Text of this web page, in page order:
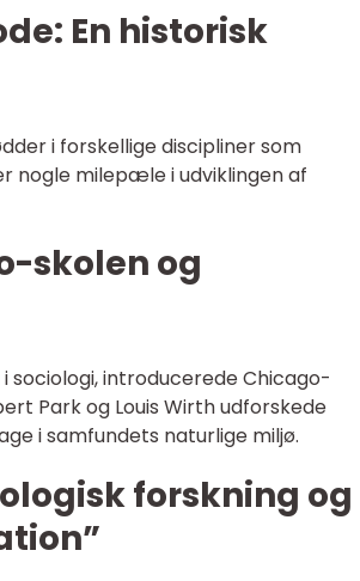
En historisk
i forskellige discipliner som
nogle milepæle i udviklingen af
skolen og
introducerede Chicago-
Park og Louis Wirth udforskede
i samfundets naturlige miljø.
forskning og